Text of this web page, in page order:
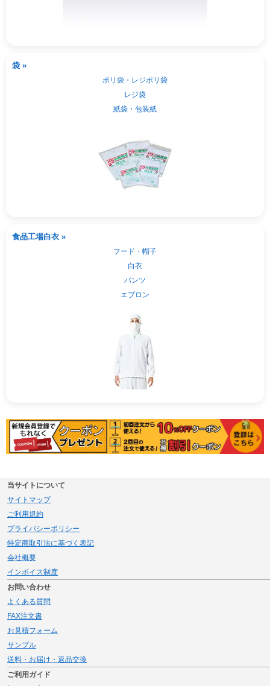
袋 »
ポリ袋・レジポリ袋
レジ袋
紙袋・包装紙
食品工場白衣 »
フード・帽子
白衣
パンツ
エプロン
当サイトについて
サイトマップ
ご利用規約
プライバシーポリシー
特定商取引法に基づく表記
会社概要
インボイス制度
お問い合わせ
よくある質問
FAX注文書
お見積フォーム
サンプル
送料・お届け・返品交換
ご利用ガイド